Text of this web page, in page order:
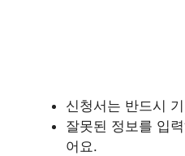
신청서는 반드시
잘못된 정보를 입
어요.